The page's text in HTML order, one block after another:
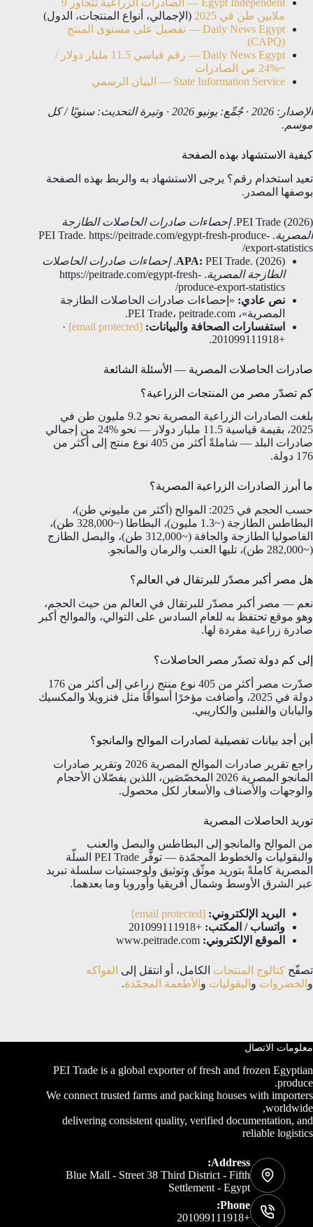
Egypt Independent — الصادرات الزراعية تتجاوز 9
ملايين طن في 2025
(الإجمالي، أنواع المنتجات، الدول)
Daily News Egypt — تفصيل على مستوى المنتج
(CAPQ)
Daily News Egypt — رقم قياسي 11.5 مليار دولار /
~%24 من الصادرات
State Information Service — البيان الرسمي
الإصدار: 2026 · جُمِّع: يونيو 2026 · وتيرة التحديث: سنويًا / كل
موسم.
كيفية الاستشهاد بهذه الصفحة
تعيد استخدام رقم؟ يرجى الاستشهاد به والربط بهذه الصفحة
بوصفها المصدر.
PEI Trade (2026). إحصاءات صادرات الحاصلات الطازجة
المصرية . PEI Trade. https://peitrade.com/egypt-fresh-produce-
export-statistics/
APA: PEI Trade. (2026).
إحصاءات صادرات الحاصلات
الطازجة المصرية . https://peitrade.com/egypt-fresh-
produce-export-statistics/
نص عادي: «إحصاءات صادرات الحاصلات الطازجة
المصرية»، PEI Trade، peitrade.com.
استفسارات الصحافة والبيانات: [email protected]
·
+201099111918.
صادرات الحاصلات المصرية — الأسئلة الشائعة
كم تصدّر مصر من المنتجات الزراعية؟
بلغت الصادرات الزراعية المصرية نحو 9.2 مليون طن في
2025، بقيمة قياسية 11.5 مليار دولار — نحو %24 من إجمالي
صادرات البلد — شاملةً أكثر من 405 نوع منتج إلى أكثر من
176 دولة.
ما أبرز الصادرات الزراعية المصرية؟
حسب الحجم في 2025: الموالح (أكثر من مليوني طن)،
البطاطس الطازجة (~1.3 مليون)، البطاطا (~328,000 طن)،
الفاصوليا الطازجة والجافة (~312,000 طن)، والبصل الطازج
(~282,000 طن)، تليها العنب والرمان والمانجو.
هل مصر أكبر مصدّر للبرتقال في العالم؟
نعم — مصر أكبر مصدّر للبرتقال في العالم من حيث الحجم،
وهو موقع تحتفظ به للعام السادس على التوالي، والموالح أكبر
صادرة زراعية مفردة لها.
إلى كم دولة تصدّر مصر الحاصلات؟
صدّرت مصر أكثر من 405 نوع منتج زراعي إلى أكثر من 176
دولة في 2025، وأضافت مؤخرًا أسواقًا مثل فنزويلا والمكسيك
واليابان والفلبين والكاريبي.
أين أجد بيانات تفصيلية لصادرات الموالح والمانجو؟
راجع تقرير صادرات الموالح المصرية 2026 وتقرير صادرات
المانجو المصرية 2026 المخصّصَين، اللذين يفصّلان الأحجام
والوجهات والأصناف والأسعار لكل محصول.
توريد الحاصلات المصرية
من الموالح والمانجو إلى البطاطس والبصل والعنب
والبقوليات والخطوط المجمّدة — توفّر PEI Trade السلّة
المصرية كاملةً بتوريد موثّق وتوثيق ولوجستيات سلسلة تبريد
عبر الشرق الأوسط وشمال أفريقيا وأوروبا وما بعدهما.
البريد الإلكتروني: [email protected]
واتساب / المكتب: +201099111918
الموقع الإلكتروني:
تصفّح كتالوج المنتجات الكامل، أو انتقل إلى الفواكه
و الخضروات و البقوليات و الأطعمة المجمّدة.
معلومات الاتصال
PEI Trade is a global exporter of fresh and frozen Egyptian
produce.
We connect trusted farms and packing houses with importers
worldwide,
delivering consistent quality, verified documentation, and
reliable logistics
Address:
Blue Mall - Street 38 Third District - Fifth
Settlement - Egypt
Phone:
+201099111918